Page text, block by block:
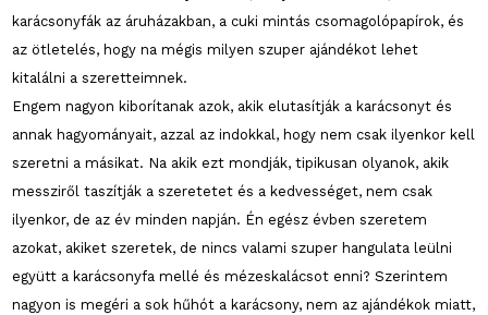
karácsonyfák az áruházakban, a cuki mintás csomagolópapírok, és
az ötletelés, hogy na mégis milyen szuper ajándékot lehet
kitalálni a szeretteimnek.
Engem nagyon kiborítanak azok, akik elutasítják a karácsonyt és
annak hagyományait, azzal az indokkal, hogy nem csak ilyenkor kell
szeretni a másikat. Na akik ezt mondják, tipikusan olyanok, akik
messziről taszítják a szeretetet és a kedvességet, nem csak
ilyenkor, de az év minden napján. Én egész évben szeretem
azokat, akiket szeretek, de nincs valami szuper hangulata leülni
együtt a karácsonyfa mellé és mézeskalácsot enni? Szerintem
nagyon is megéri a sok hűhót a karácsony, nem az ajándékok miatt,